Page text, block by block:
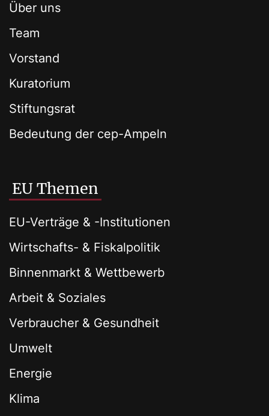
Über uns
Team
Vorstand
Kuratorium
Stiftungsrat
Bedeutung der cep-Ampeln
EU Themen
EU-Verträge & -Institutionen
Wirtschafts- & Fiskalpolitik
Binnenmarkt & Wettbewerb
Arbeit & Soziales
Verbraucher & Gesundheit
Umwelt
Energie
Klima